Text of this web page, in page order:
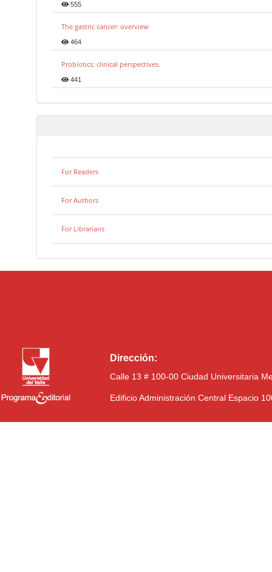
555
The gastric cancer: overview
464
Probiotics: clinical perspectives.
441
For Readers
For Authors
For Librarians
Dirección:
Calle 13 # 100-00 Ciudad Universitaria
Edificio Administración Central Espacio